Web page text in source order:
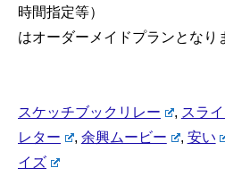
時間指定等）
はオーダーメイドプランとなり
スケッチブックリレー , スラ
レター
, 余興ムービー , 安い
イズ